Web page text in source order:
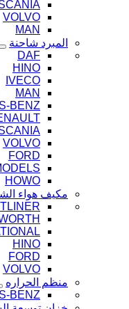
VOLVO
MAN
المبرد شاحنة
DAF
HINO
IVECO
MAN
BENZ
VOLVO
FORD
HOWO
مكيف هواء
HINO
FORD
VOLVO
منظم الحراره
BENZ